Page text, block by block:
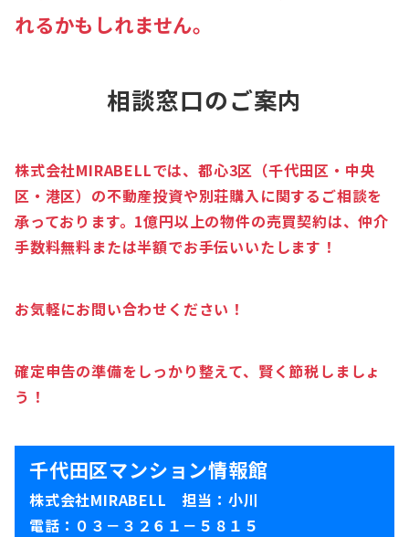
れるかもしれません。
相談窓口のご案内
株式会社MIRABELLでは、都心3区（千代田区・中央
区・港区）の不動産投資や別荘購入に関するご相談を
承っております。1億円以上の物件の売買契約は、仲介
手数料無料または半額でお手伝いいたします！
お気軽にお問い合わせください！
確定申告の準備をしっかり整えて、賢く節税しましょ
う！
千代田区マンション情報館
株式会社MIRABELL 担当：小川
電話：０３－３２６１－５８１５